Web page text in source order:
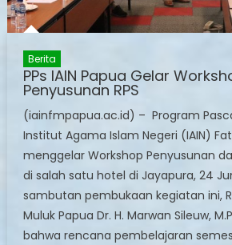
Berita
PPs IAIN Papua Gelar
Penyusunan RPS
(iainfmpapua.ac.id) – Program
Institut Agama Islam Negeri (IAIN)
menggelar Workshop Penyusunan
di salah satu hotel di Jayapura, 24
sambutan pembukaan kegiatan ini,
Muluk Papua Dr. H. Marwan Sileuw,
bahwa rencana pembelajaran